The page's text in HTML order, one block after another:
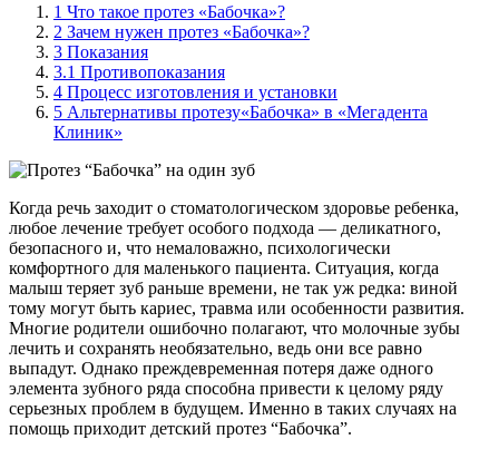
1 Что такое протез «Бабочка»?
2 Зачем нужен протез «Бабочка»?
3 Показания
3.1 Противопоказания
4 Процесс изготовления и установки
5 Альтернативы протезу«Бабочка» в «Мегадента
Клиник»
Когда речь заходит о стоматологическом здоровье ребенка,
любое лечение требует особого подхода — деликатного,
безопасного и, что немаловажно, психологически
комфортного для маленького пациента. Ситуация, когда
малыш теряет зуб раньше времени, не так уж редка: виной
тому могут быть кариес, травма или особенности развития.
Многие родители ошибочно полагают, что молочные зубы
лечить и сохранять необязательно, ведь они все равно
выпадут. Однако преждевременная потеря даже одного
элемента зубного ряда способна привести к целому ряду
серьезных проблем в будущем. Именно в таких случаях на
помощь приходит детский протез “Бабочка”.